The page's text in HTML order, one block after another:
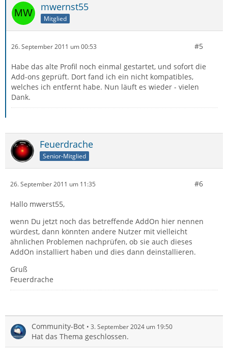
mwernst55
Mitglied
26. September 2011 um 00:53 #5
Habe das alte Profil noch einmal gestartet, und sofort die
Add-ons geprüft. Dort fand ich ein nicht kompatibles,
welches ich entfernt habe. Nun läuft es wieder - vielen
Dank.
Feuerdrache
Senior-Mitglied
26. September 2011 um 11:35 #6
Hallo mwerst55,
wenn Du jetzt noch das betreffende AddOn hier nennen
würdest, dann könnten andere Nutzer mit vielleicht
ähnlichen Problemen nachprüfen, ob sie auch dieses
AddOn installiert haben und dies dann deinstallieren.
Gruß
Feuerdrache
Community-Bot 3. September 2024 um 19:50
Hat das Thema geschlossen.